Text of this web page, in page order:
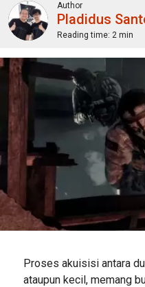
Author
Pladidus
Reading time: 2 min
Proses akuisisi antara
ataupun kecil, memang